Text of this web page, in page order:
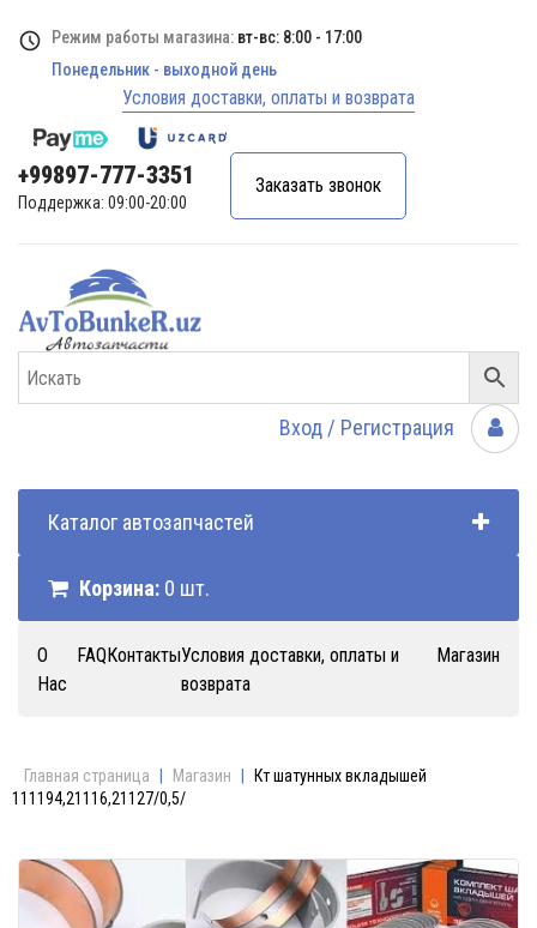
Режим работы магазина: вт-вс: 8:00 - 17:00
Понедельник - выходной день
Условия доставки, оплаты и возврата
+99897-777-3351
Поддержка: 09:00-20:00
Заказать звонок
Вход / Регистрация
Каталог автозапчастей
Корзина: 0 шт.
О
Нас
FAQКонтактыУсловия доставки, оплаты и
возврата
Магазин
Главная страница Магазин
Кт шатунных вкладышей
111194,21116,21127/0,5/